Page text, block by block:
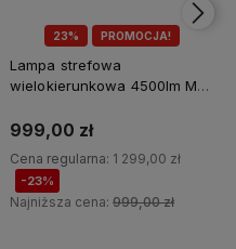
23% PROMOCJA!
Lampa strefowa
wielokierunkowa 4500lm M18
999,00 zł
Cena regularna: 1 299,00 zł
-23%
Najniższa cena: 999,00 zł